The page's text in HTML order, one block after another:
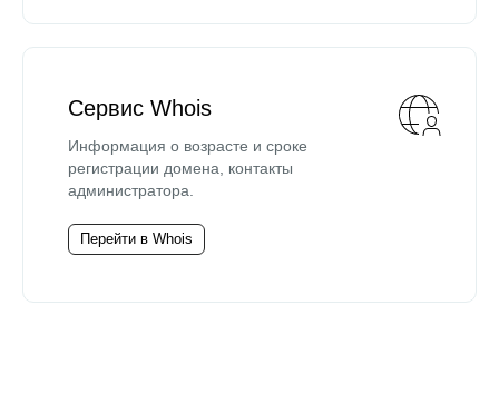
Сервис Whois
Информация о возрасте и сроке
регистрации домена, контакты
администратора.
Перейти в Whois